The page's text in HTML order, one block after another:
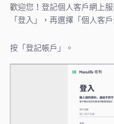
歡迎您！登記個人客戶網上
「登入」，再選擇「個人客
按「登記帳戶」。